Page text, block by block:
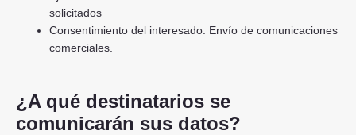
solicitados
Consentimiento del interesado: Envío de comunicaciones
comerciales.
¿A qué destinatarios se
comunicarán sus datos?